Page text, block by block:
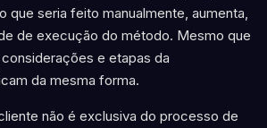
que seria feito manualmente, aumenta,
de execução do método. Mesmo que
e etapas da
da mesma forma.
não é exclusiva do processo de